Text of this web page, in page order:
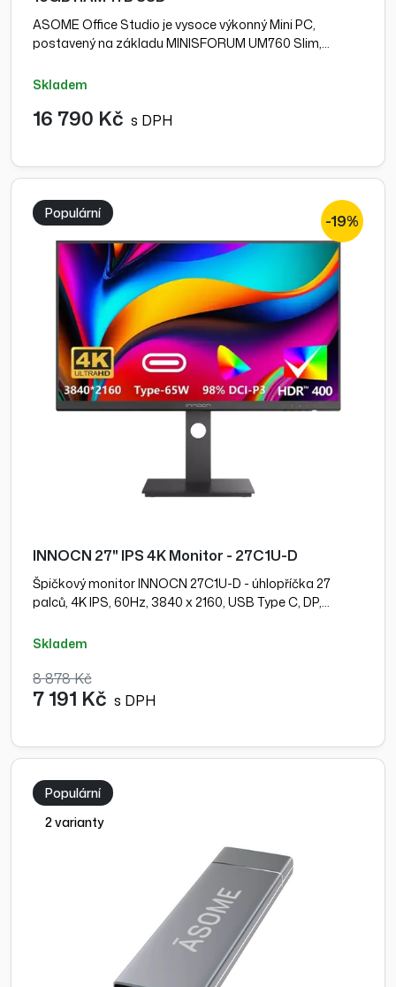
ASOME Office Studio je vysoce výkonný Mini PC,
postavený na základu MINISFORUM UM760 Slim,…
skladem
16 790 Kč s DPH
Populární -19%
INNOCN 27" IPS 4K Monitor - 27C1U-D
Špičkový monitor INNOCN 27C1U-D - úhlopříčka 27
palců, 4K IPS, 60Hz, 3840 x 2160, USB Type C, DP,…
skladem
8 878 Kč
7 191 Kč s DPH
Populární
2 varianty